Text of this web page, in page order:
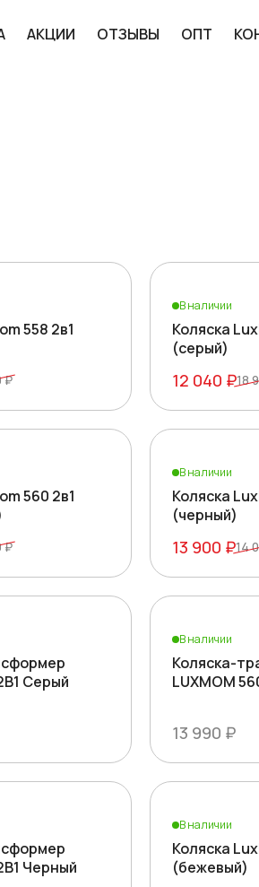
АКЦИИ ОТЗЫВЫ ОПТ
в России
558 2в1
₽
В наличии
Коляска
(серый)
12 040 ₽18
560 2в1
₽
В наличии
Коляска
(черный)
13 900 ₽14
Серый
В наличии
Коляска-
LUXMOM
13 990 ₽
Черный
В наличии
Коляска
(бежевый)